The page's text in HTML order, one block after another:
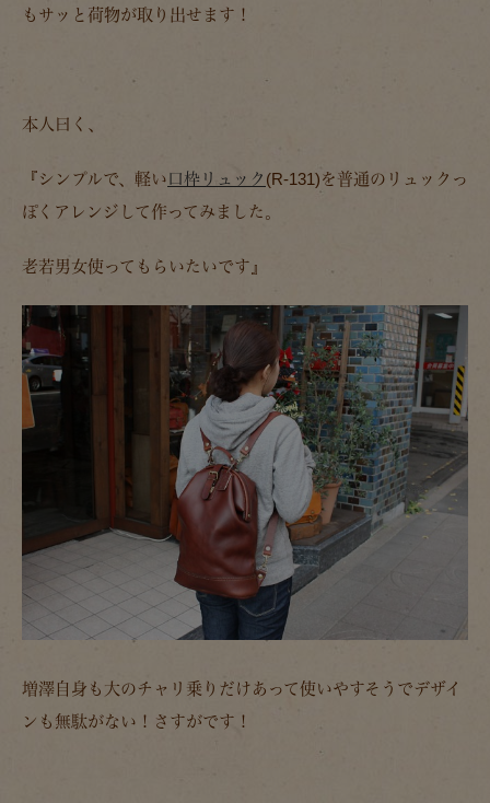
もサッと荷物が取り出せます！
本人曰く、
『シンプルで、軽い口枠リュック (R-131)を普通のリュックっ
ぽくアレンジして作ってみました。
老若男女使ってもらいたいです』
増澤自身も大のチャリ乗りだけあって使いやすそうでデザイ
ンも無駄がない！さすがです！